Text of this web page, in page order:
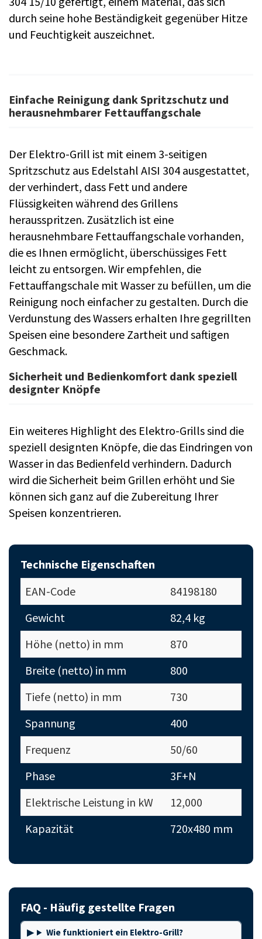
durch seine hohe Beständigkeit gegenüber Hitze
und Feuchtigkeit auszeichnet.
Einfache Reinigung dank Spritzschutz und
herausnehmbarer Fettauffangschale
Der Elektro-Grill ist mit einem 3-seitigen
Spritzschutz aus Edelstahl AISI 304 ausgestattet,
der verhindert, dass Fett und andere
Flüssigkeiten während des Grillens
herausspritzen. Zusätzlich ist eine
herausnehmbare Fettauffangschale vorhanden,
die es Ihnen ermöglicht, überschüssiges Fett
leicht zu entsorgen. Wir empfehlen, die
Fettauffangschale mit Wasser zu befüllen, um die
Reinigung noch einfacher zu gestalten. Durch die
Verdunstung des Wassers erhalten Ihre gegrillten
Speisen eine besondere Zartheit und saftigen
Geschmack.
Sicherheit und Bedienkomfort dank speziell
designter Knöpfe
Ein weiteres Highlight des Elektro-Grills sind die
speziell designten Knöpfe, die das Eindringen von
Wasser in das Bedienfeld verhindern. Dadurch
wird die Sicherheit beim Grillen erhöht und Sie
können sich ganz auf die Zubereitung Ihrer
Speisen konzentrieren.
Technische Eigenschaften
EAN-Code
84198180
Gewicht
82,4 kg
Höhe (netto) in mm
870
Breite (netto) in mm
800
Tiefe (netto) in mm
730
Spannung
400
Frequenz
50/60
Phase
3F+N
Elektrische Leistung in kW
12,000
Kapazität
720x480 mm
FAQ - Häufig gestellte Fragen
Wie funktioniert ein Elektro-Grill?